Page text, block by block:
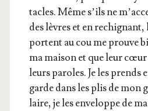
tacles. Même s’ils ne
des lèvres et en
portent au cou me prouve
ma mai­son et que leur
leurs paroles. Je les prends
garde dans les plis de
laire, je les enve­loppe de